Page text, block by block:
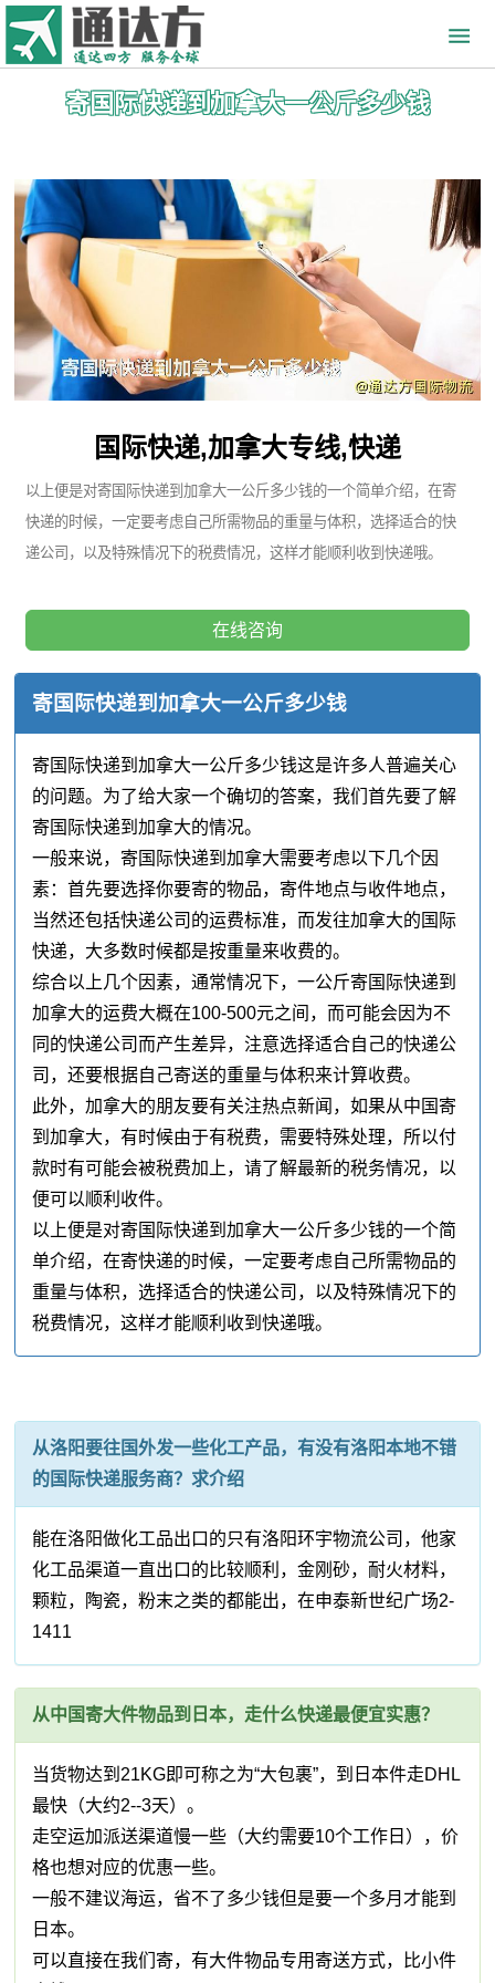
寄国际快递到加拿大一公斤多少钱
国际快递,加拿大专线,快递
以上便是对寄国际快递到加拿大一公斤多少钱的一个简单介绍，在寄
快递的时候，一定要考虑自己所需物品的重量与体积，选择适合的快
递公司，以及特殊情况下的税费情况，这样才能顺利收到快递哦。
在线咨询
寄国际快递到加拿大一公斤多少钱
寄国际快递到加拿大一公斤多少钱这是许多人普遍关心
的问题。为了给大家一个确切的答案，我们首先要了解
寄国际快递到加拿大的情况。
一般来说，寄国际快递到加拿大需要考虑以下几个因
素：首先要选择你要寄的物品，寄件地点与收件地点，
当然还包括快递公司的运费标准，而发往加拿大的国际
快递，大多数时候都是按重量来收费的。
综合以上几个因素，通常情况下，一公斤寄国际快递到
加拿大的运费大概在100-500元之间，而可能会因为不
同的快递公司而产生差异，注意选择适合自己的快递公
司，还要根据自己寄送的重量与体积来计算收费。
此外，加拿大的朋友要有关注热点新闻，如果从中国寄
到加拿大，有时候由于有税费，需要特殊处理，所以付
款时有可能会被税费加上，请了解最新的税务情况，以
便可以顺利收件。
以上便是对寄国际快递到加拿大一公斤多少钱的一个简
单介绍，在寄快递的时候，一定要考虑自己所需物品的
重量与体积，选择适合的快递公司，以及特殊情况下的
税费情况，这样才能顺利收到快递哦。
从洛阳要往国外发一些化工产品，有没有洛阳本地不错
的国际快递服务商？求介绍
能在洛阳做化工品出口的只有洛阳环宇物流公司，他家
化工品渠道一直出口的比较顺利，金刚砂，耐火材料，
颗粒，陶瓷，粉末之类的都能出，在申泰新世纪广场2-
1411
从中国寄大件物品到日本，走什么快递最便宜实惠？
当货物达到21KG即可称之为“大包裹”，到日本件走DHL
最快（大约2--3天）。
走空运加派送渠道慢一些（大约需要10个工作日），价
格也想对应的优惠一些。
一般不建议海运，省不了多少钱但是要一个多月才能到
日本。
可以直接在我们寄，有大件物品专用寄送方式，比小件